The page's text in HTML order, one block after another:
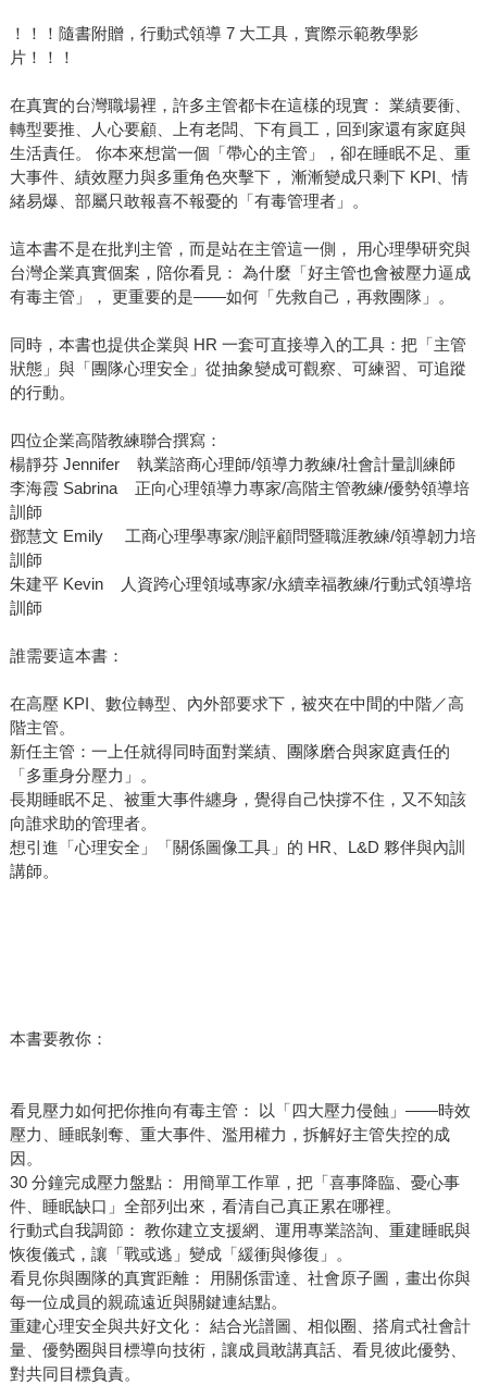
！！！隨書附贈，行動式領導 7 大工具，實際示範教學影
片！！！
在真實的台灣職場裡，許多主管都卡在這樣的現實： 業績要衝、
轉型要推、人心要顧、上有老闆、下有員工，回到家還有家庭與
生活責任。 你本來想當一個「帶心的主管」，卻在睡眠不足、重
大事件、績效壓力與多重角色夾擊下， 漸漸變成只剩下 KPI、情
緒易爆、部屬只敢報喜不報憂的「有毒管理者」。
這本書不是在批判主管，而是站在主管這一側， 用心理學研究與
台灣企業真實個案，陪你看見： 為什麼「好主管也會被壓力逼成
有毒主管」， 更重要的是——如何「先救自己，再救團隊」。
同時，本書也提供企業與 HR 一套可直接導入的工具：把「主管
狀態」與「團隊心理安全」從抽象變成可觀察、可練習、可追蹤
的行動。
四位企業高階教練聯合撰寫：
楊靜芬 Jennifer 執業諮商心理師/領導力教練/社會計量訓練師
李海霞 Sabrina 正向心理領導力專家/高階主管教練/優勢領導培
訓師
鄧慧文 Emily 工商心理學專家/測評顧問暨職涯教練/領導韌力培
訓師
朱建平 Kevin 人資跨心理領域專家/永續幸福教練/行動式領導培
訓師
誰需要這本書：
在高壓 KPI、數位轉型、內外部要求下，被夾在中間的中階／高
階主管。
新任主管：一上任就得同時面對業績、團隊磨合與家庭責任的
「多重身分壓力」。
長期睡眠不足、被重大事件纏身，覺得自己快撐不住，又不知該
向誰求助的管理者。
想引進「心理安全」「關係圖像工具」的 HR、L&D 夥伴與內訓
講師。
本書要教你：
看見壓力如何把你推向有毒主管： 以「四大壓力侵蝕」——時效
壓力、睡眠剝奪、重大事件、濫用權力，拆解好主管失控的成
因。
30 分鐘完成壓力盤點： 用簡單工作單，把「喜事降臨、憂心事
件、睡眠缺口」全部列出來，看清自己真正累在哪裡。
行動式自我調節： 教你建立支援網、運用專業諮詢、重建睡眠與
恢復儀式，讓「戰或逃」變成「緩衝與修復」。
看見你與團隊的真實距離： 用關係雷達、社會原子圖，畫出你與
每一位成員的親疏遠近與關鍵連結點。
重建心理安全與共好文化： 結合光譜圖、相似圈、搭肩式社會計
量、優勢圈與目標導向技術，讓成員敢講真話、看見彼此優勢、
對共同目標負責。